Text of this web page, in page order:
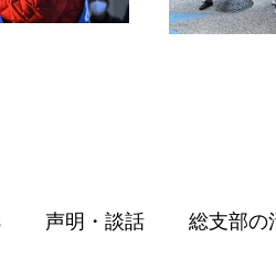
声明・談話 総支部の